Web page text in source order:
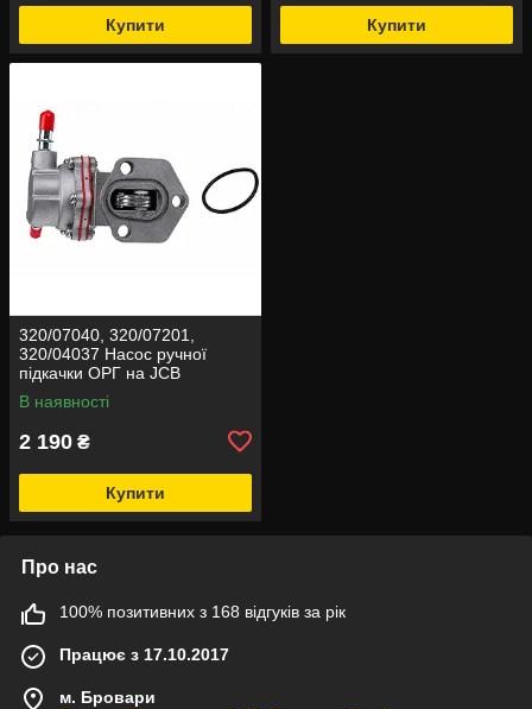
Купити Купити
320/07040, 320/07201,
320/04037 Насос ручної
підкачки ОРГ на JCB
В наявності
2 190 ₴
Купити
Про нас
100% позитивних з 168 відгуків за рік
Працює з 17.10.2017
м. Бровари